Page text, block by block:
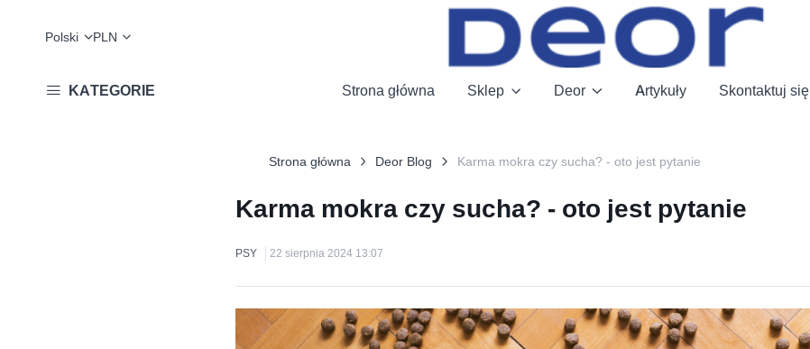
Polski PLN
KATEGORIE Strona główna Sklep Deor Artykuły Skontaktuj się
Strona główna Deor Blog Karma mokra czy sucha? - oto jest pytanie
Karma mokra czy sucha? - oto jest pytanie
PSY 22 sierpnia 2024 13:07